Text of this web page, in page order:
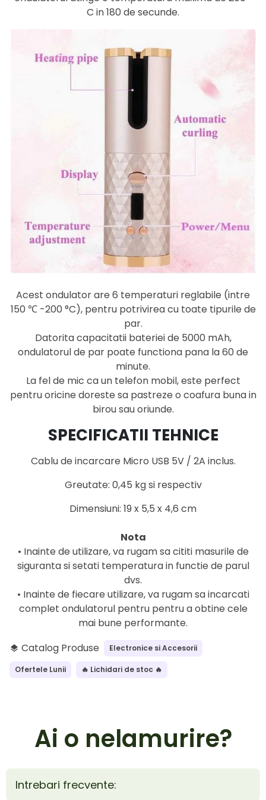
C in 180 de secunde.
Acest ondulator are 6 temperaturi reglabile (intre
150 ℃ -200 °C), pentru potrivirea cu toate tipurile de
par.
Datorita capacitatii bateriei de 5000 mAh,
ondulatorul de par poate functiona pana la 60 de
minute.
La fel de mic ca un telefon mobil, este perfect
pentru oricine doreste sa pastreze o coafura buna in
birou sau oriunde.
SPECIFICATII TEHNICE
Cablu de incarcare Micro USB 5V / 2A inclus.
Greutate: 0,45 kg si respectiv
Dimensiuni: 19 x 5,5 x 4,6 cm
Nota
• Inainte de utilizare, va rugam sa cititi masurile de
siguranta si setati temperatura in functie de parul
dvs.
• Inainte de fiecare utilizare, va rugam sa incarcati
complet ondulatorul pentru pentru a obtine cele
mai bune performante.
layers Catalog Produse Electronice si Accesorii
Ofertele Lunii 🔥 Lichidari de stoc 🔥
Ai o nelamurire?
Intrebari frecvente: